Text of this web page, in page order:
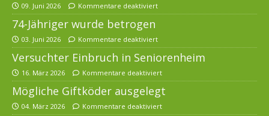
09. Juni 2026 Kommentare deaktiviert
74-Jähriger wurde betrogen
03. Juni 2026 Kommentare deaktiviert
Versuchter Einbruch in Seniorenheim
16. März 2026 Kommentare deaktiviert
Mögliche Giftköder ausgelegt
04. März 2026 Kommentare deaktiviert